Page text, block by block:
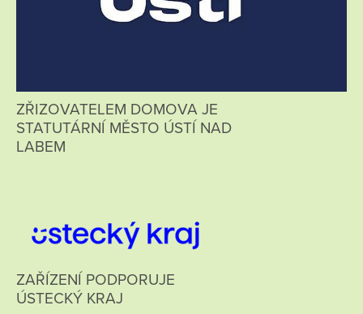
ZŘIZOVATELEM DOMOVA JE
STATUTÁRNÍ MĚSTO ÚSTÍ NAD
LABEM
ZAŘÍZENÍ PODPORUJE
ÚSTECKÝ KRAJ